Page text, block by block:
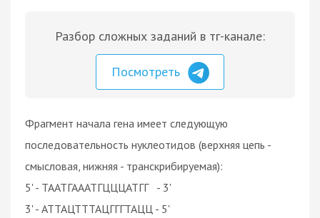
Разбор сложных заданий в тг-канале:
Посмотреть
Фрагмент начала гена имеет следующую
последовательность нуклеотидов (верхняя цепь -
смысловая, нижняя - транскрибируемая):
5' - TAATГАААТГЦЦЦАТГГ - 3'
3' - АТТАЦТТТАЦГГГТАЦЦ - 5'